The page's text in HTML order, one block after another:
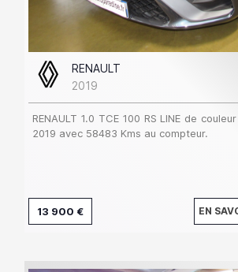
RENAULT
2019
RENAULT 1.0 TCE 100 RS LINE de
2019 avec 58483 Kms au compteur.
13 900 € EN